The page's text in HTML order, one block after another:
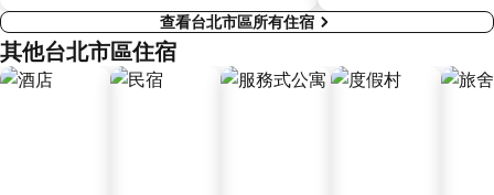
查看台北市區所有住宿
其他台北市區住宿